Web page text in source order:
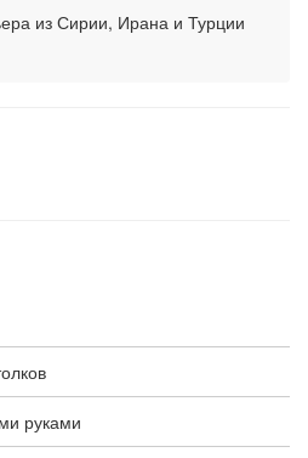
из Сирии, Ирана и Турции
руками